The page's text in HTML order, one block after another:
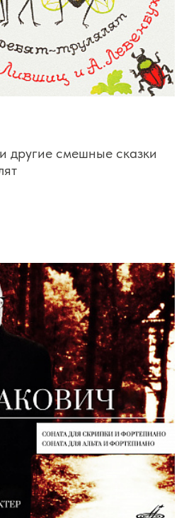
другие смешные сказки